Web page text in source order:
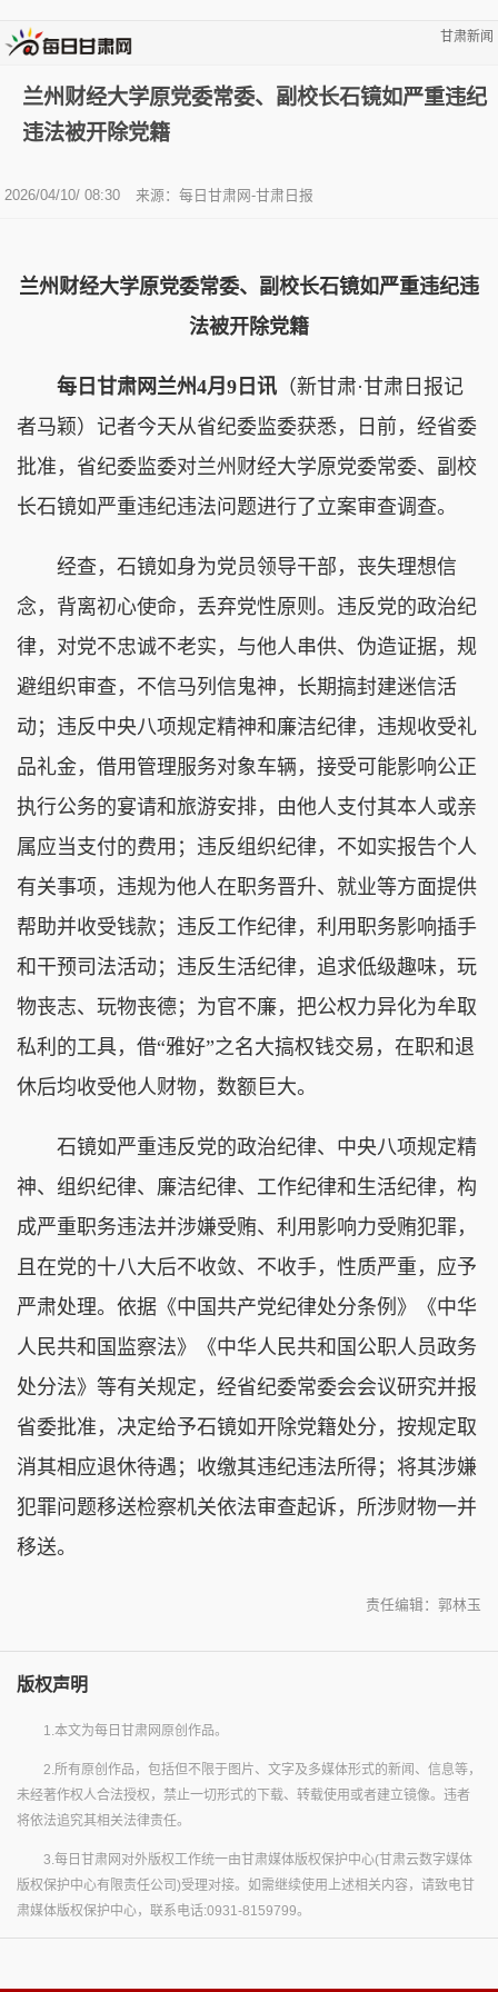
甘肃新闻
兰州财经大学原党委常委、副校长石镜如严重违纪
违法被开除党籍
2026/04/10/ 08:30 来源：每日甘肃网-甘肃日报
兰州财经大学原党委常委、副校长石镜如严重违纪违
法被开除党籍
每日甘肃网兰州4月9日讯 （新甘肃·甘肃日报记
者马颖）记者今天从省纪委监委获悉，日前，经省委
批准，省纪委监委对兰州财经大学原党委常委、副校
长石镜如严重违纪违法问题进行了立案审查调查。
经查，石镜如身为党员领导干部，丧失理想信
念，背离初心使命，丢弃党性原则。违反党的政治纪
律，对党不忠诚不老实，与他人串供、伪造证据，规
避组织审查，不信马列信鬼神，长期搞封建迷信活
动；违反中央八项规定精神和廉洁纪律，违规收受礼
品礼金，借用管理服务对象车辆，接受可能影响公正
执行公务的宴请和旅游安排，由他人支付其本人或亲
属应当支付的费用；违反组织纪律，不如实报告个人
有关事项，违规为他人在职务晋升、就业等方面提供
帮助并收受钱款；违反工作纪律，利用职务影响插手
和干预司法活动；违反生活纪律，追求低级趣味，玩
物丧志、玩物丧德；为官不廉，把公权力异化为牟取
私利的工具，借“雅好”之名大搞权钱交易，在职和退
休后均收受他人财物，数额巨大。
石镜如严重违反党的政治纪律、中央八项规定精
神、组织纪律、廉洁纪律、工作纪律和生活纪律，构
成严重职务违法并涉嫌受贿、利用影响力受贿犯罪，
且在党的十八大后不收敛、不收手，性质严重，应予
严肃处理。依据《中国共产党纪律处分条例》《中华
人民共和国监察法》《中华人民共和国公职人员政务
处分法》等有关规定，经省纪委常委会会议研究并报
省委批准，决定给予石镜如开除党籍处分，按规定取
消其相应退休待遇；收缴其违纪违法所得；将其涉嫌
犯罪问题移送检察机关依法审查起诉，所涉财物一并
移送。
责任编辑：郭林玉
版权声明
1.本文为每日甘肃网原创作品。
2.所有原创作品，包括但不限于图片、文字及多媒体形式的新闻、信息等，
未经著作权人合法授权，禁止一切形式的下载、转载使用或者建立镜像。违者
将依法追究其相关法律责任。
3.每日甘肃网对外版权工作统一由甘肃媒体版权保护中心(甘肃云数字媒体
版权保护中心有限责任公司)受理对接。如需继续使用上述相关内容，请致电甘
肃媒体版权保护中心，联系电话:0931-8159799。